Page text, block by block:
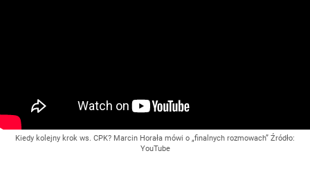
Kiedy kolejny krok ws. CPK? Marcin Horała mówi o „finalnych rozmowach” Źródło:
YouTube